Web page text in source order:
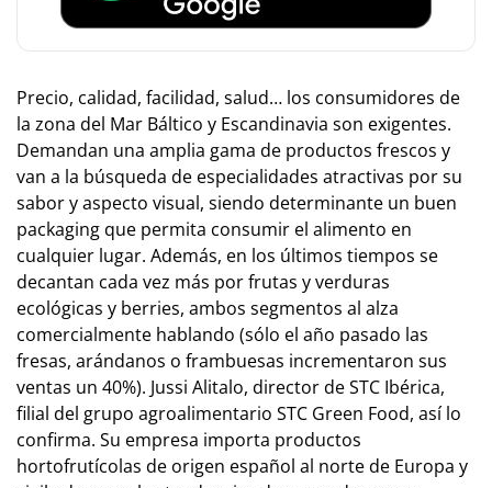
Precio, calidad, facilidad, salud… los consumidores de
la zona del Mar Báltico y Escandinavia son exigentes.
Demandan una amplia gama de productos frescos y
van a la búsqueda de especialidades atractivas por su
sabor y aspecto visual, siendo determinante un buen
packaging que permita consumir el alimento en
cualquier lugar. Además, en los últimos tiempos se
decantan cada vez más por frutas y verduras
ecológicas y berries, ambos segmentos al alza
comercialmente hablando (sólo el año pasado las
fresas, arándanos o frambuesas incrementaron sus
ventas un 40%). Jussi Alitalo, director de STC Ibérica,
filial del grupo agroalimentario STC Green Food, así lo
confirma. Su empresa importa productos
hortofrutícolas de origen español al norte de Europa y